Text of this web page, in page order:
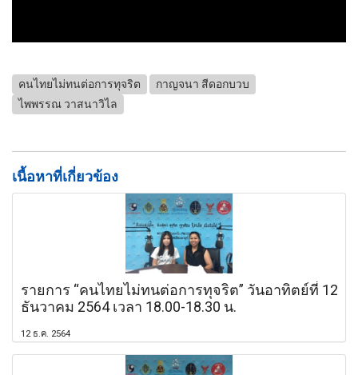
คนไทยไม่ทนต่อการทุจริต
กาญจนา สีดอกบวบ
ไพพรรณ วาสนาวิไล
เนื้อหาที่เกี่ยวข้อง
รายการ “คนไทยไม่ทนต่อการทุจริต” วันอาทิตย์ที่ 12
ธันวาคม 2564 เวลา 18.00-18.30 น.
12 ธ.ค. 2564